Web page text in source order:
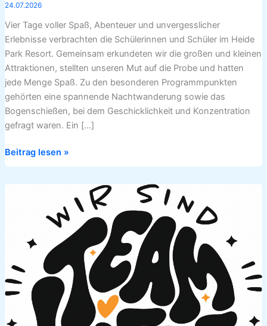
24.07.2026
Vier Tage voller Spaß, Abenteuer und unvergesslicher
Erlebnisse verbrachten die Schülerinnen und Schüler im Heide
Park Resort. Gemeinsam erkundeten wir die großen und kleinen
Attraktionen, stellten unseren Mut auf die Probe und hatten
jede Menge Spaß. Zu den besonderen Programmpunkten
gehörten eine spannende Nachtwanderung sowie das
Bogenschießen, bei dem Geschicklichkeit und Konzentration
gefragt waren. Ein […]
Beitrag lesen »
6K‑United
—
ein
unvergesslicher
Auftritt